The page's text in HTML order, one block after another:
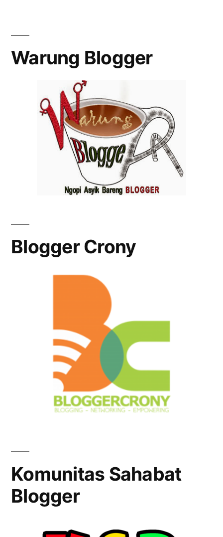
Warung Blogger
Blogger Crony
Komunitas Sahabat
Blogger